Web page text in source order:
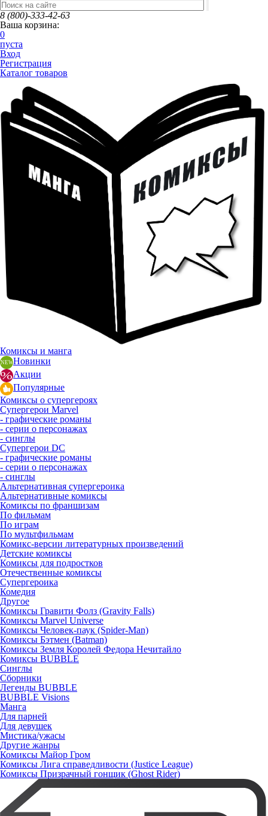
8 (800)-333-42-63
Ваша корзина:
0
пуста
Вход
Регистрация
Каталог товаров
Комиксы и манга
Новинки
Акции
Популярные
Комиксы о супергероях
Супергерои Marvel
- графические романы
- серии о персонажах
- синглы
Супергерои DC
- графические романы
- серии о персонажах
- синглы
Альтернативная супергероика
Альтернативные комиксы
Комиксы по франшизам
По фильмам
По играм
По мультфильмам
Комикс-версии литературных произведений
Детские комиксы
Комиксы для подростков
Отечественные комиксы
Супергероика
Комедия
Другое
Комиксы Гравити Фолз (Gravity Falls)
Комиксы Marvel Universe
Комиксы Человек-паук (Spider-Man)
Комиксы Бэтмен (Batman)
Комиксы Земля Королей Федора Нечитайло
Комиксы BUBBLE
Синглы
Сборники
Легенды BUBBLE
BUBBLE Visions
Манга
Для парней
Для девушек
Мистика/ужасы
Другие жанры
Комиксы Майор Гром
Комиксы Лига справедливости (Justice League)
Комиксы Призрачный гонщик (Ghost Rider)